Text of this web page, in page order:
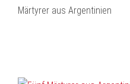
Märtyrer aus Argentinien